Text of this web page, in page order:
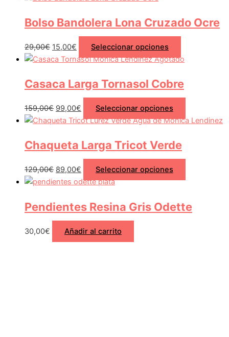
Bolso Bandolera Lona Cruzado Ocre
29,00€ 15,00€
Seleccionar opciones
Agotado
Casaca Larga Tornasol Cobre
159,00€ 99,00€ Seleccionar opciones
Chaqueta Larga Tricot Verde
129,00€ 89,00€ Seleccionar opciones
Pendientes Resina Gris Odette
30,00€ Añadir al carrito